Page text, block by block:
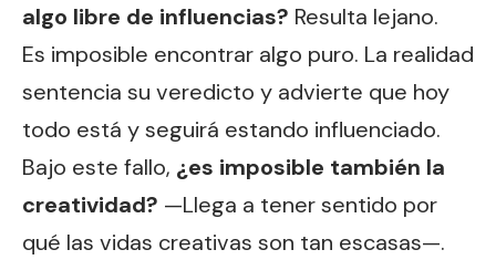
algo libre de influencias? Resulta lejano.
Es imposible encontrar algo puro. La realidad
sentencia su veredicto y advierte que hoy
todo está y seguirá estando influenciado.
Bajo este fallo, ¿es imposible también la
creatividad? —Llega a tener sentido por
qué las vidas creativas son tan escasas—.